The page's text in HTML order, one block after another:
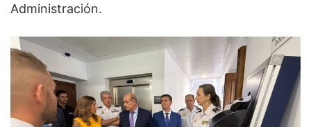
Administración.